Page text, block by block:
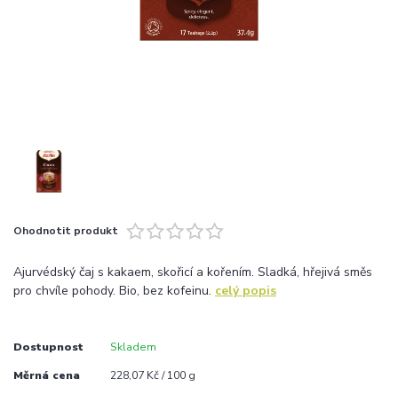
Ohodnotit produkt
Ajurvédský čaj s kakaem, skořicí a kořením. Sladká, hřejivá směs
pro chvíle pohody. Bio, bez kofeinu. celý popis
Dostupnost Skladem
Měrná cena 228,07 Kč / 100 g